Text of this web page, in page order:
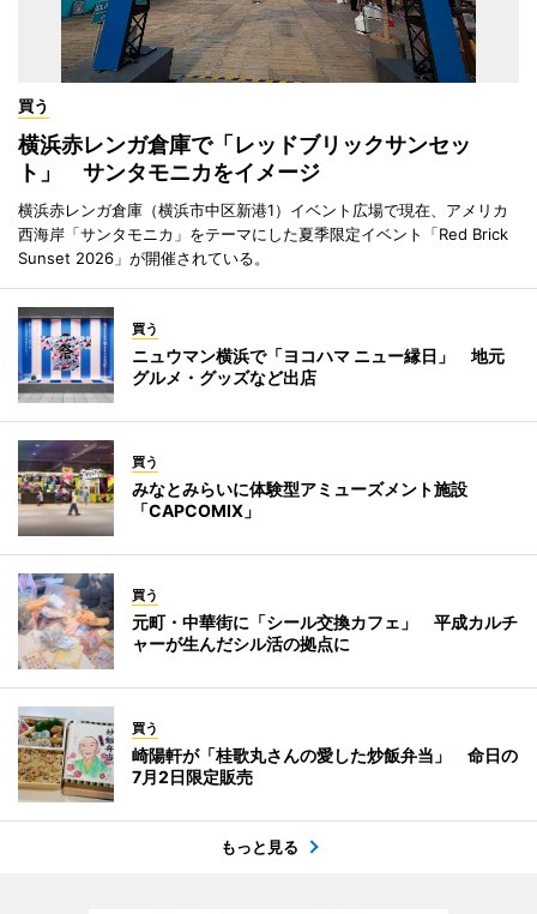
買う
横浜赤レンガ倉庫で「レッドブリックサンセッ
ト」 サンタモニカをイメージ
横浜赤レンガ倉庫（横浜市中区新港1）イベント広場で現在、アメリカ
西海岸「サンタモニカ」をテーマにした夏季限定イベント「Red Brick
Sunset 2026」が開催されている。
買う
ニュウマン横浜で「ヨコハマ ニュー縁日」 地元
グルメ・グッズなど出店
買う
みなとみらいに体験型アミューズメント施設
「CAPCOMIX」
買う
元町・中華街に「シール交換カフェ」 平成カルチ
ャーが生んだシル活の拠点に
買う
崎陽軒が「桂歌丸さんの愛した炒飯弁当」 命日の
7月2日限定販売
もっと見る